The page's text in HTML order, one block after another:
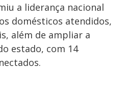
a liderança nacional
domésticos atendidos,
além de ampliar a
estado, com 14